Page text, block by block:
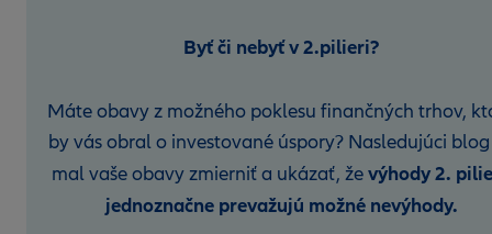
Byť či nebyť v 2.pilieri?
Máte obavy z možného poklesu finančných trhov,
by vás obral o investované úspory? Nasledujúci
mal vaše obavy zmierniť a ukázať, ževýhody 2.
jednoznačne prevažujú možné nevýhody.